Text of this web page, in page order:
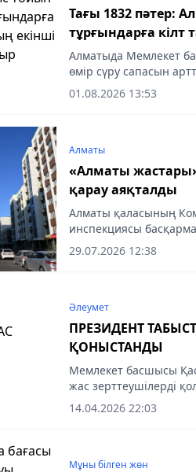
Тағы 1832 пәтер:
тұрғындарға кілт
Алматыда Мемлекет
өмір сүру сапасын
үймен қамтамасыз ету
жалғасуда.
01.08.2026 13:53
Алматы
«Алматы
қарау аяқталды
Алматы қаласының
инспекциясы
өтінім қарауды
29.07.2026 12:38
Әлеумет
ПРЕЗИДЕНТ
ҚОНЫСТАНДЫ
Мемлекет басшысы
жас зерттеушілерді
Ғылым қызметкерлері
табыстады.
14.04.2026 22:03
Мұны білген жөн